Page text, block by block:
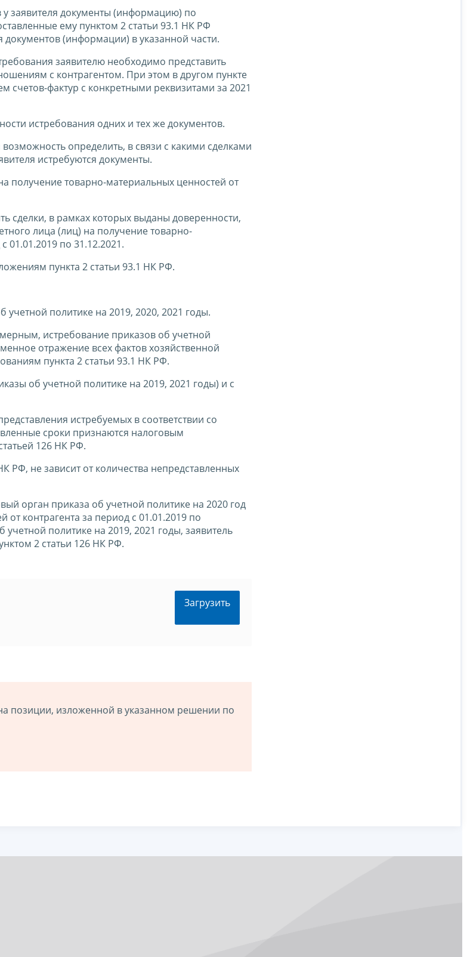
заявителя документы (информацию) по
ему пунктом 2 статьи 93.1 НК РФ
(информации) в указанной части.
заявителю необходимо представить
с контрагентом. При этом в другом пункте
счетов-фактур с конкретными реквизитами за 2021
истребования одних и тех же документов.
определить, в связи с какими сделками
истребуются документы.
получение товарно-материальных ценностей от
сделки, в рамках которых выданы доверенности,
лица (лиц) на получение товарно-
01.01.2019 по 31.12.2021.
пункта 2 статьи 93.1 НК РФ.
политике на 2019, 2020, 2021 годы.
истребование приказов об учетной
отражение всех фактов хозяйственной
пункта 2 статьи 93.1 НК РФ.
об учетной политике на 2019, 2021 годы) и с
истребуемых в соответствии со
сроки признаются налоговым
126 НК РФ.
РФ, не зависит от количества непредставленных
орган приказа об учетной политике на 2020 год
контрагента за период с 01.01.2019 по
политике на 2019, 2021 годы, заявитель
2 статьи 126 НК РФ.
Загрузить
позиции, изложенной в указанном решении по